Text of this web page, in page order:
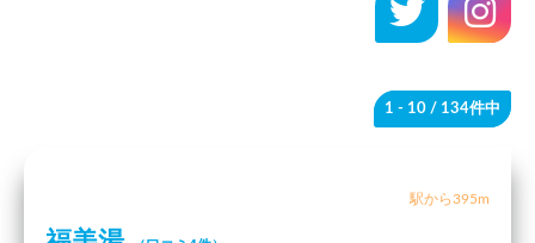
1 - 10 / 134件中
駅から395m